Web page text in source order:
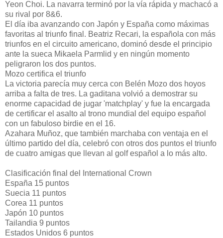
Yeon Choi. La navarra terminó por la vía rápida y machacó a
su rival por 8&6.
El día iba avanzando con Japón y España como máximas
favoritas al triunfo final. Beatriz Recari, la española con más
triunfos en el circuito americano, dominó desde el principio
ante la sueca Mikaela Parmlid y en ningún momento
peligraron los dos puntos.
Mozo certifica el triunfo
La victoria parecía muy cerca con Belén Mozo dos hoyos
arriba a falta de tres. La gaditana volvió a demostrar su
enorme capacidad de jugar 'matchplay' y fue la encargada
de certificar el asalto al trono mundial del equipo español
con un fabuloso birdie en el 16.
Azahara Muñoz, que también marchaba con ventaja en el
último partido del día, celebró con otros dos puntos el triunfo
de cuatro amigas que llevan al golf español a lo más alto.
Clasificación final del International Crown
España 15 puntos
Suecia 11 puntos
Corea 11 puntos
Japón 10 puntos
Tailandia 9 puntos
Estados Unidos 6 puntos